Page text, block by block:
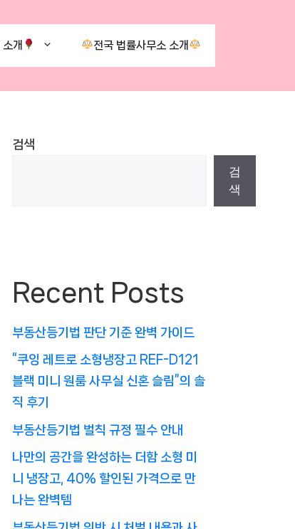
개 전국 법률사무소 소개
검색
검
색
Recent Posts
부동산등기법 판단 기준 완벽 가이드
“쿠잉 레트로 소형냉장고 REF-D121
블랙 미니 원룸 사무실 신혼 슬림”의 솔
직 후기
부동산등기법 벌칙 규정 필수 안내
나만의 공간을 완성하는 더함 소형 미
니 냉장고, 40% 할인된 가격으로 만
나는 완벽템